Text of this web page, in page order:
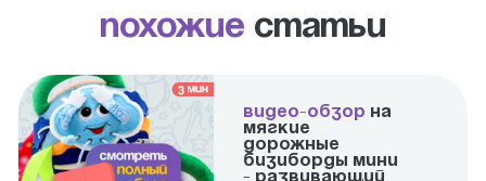
Похожие статьи
ВИДЕО-ОБЗОР НА
МЯГКИЕ
ДОРОЖНЫЕ
БИЗИБОРДЫ МИНИ
- РАЗВИВАЮЩИЙ